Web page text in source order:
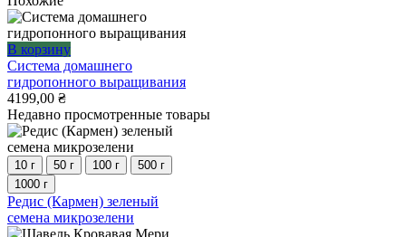
В корзину
Система домашнего
гидропонного выращивания
4199,00 ₴
Недавно просмотренные товары
10 г 50 г 100 г
500 г
1000 г
Этот
товар
имеет
Редис (Кармен) зеленый
семена микрозелени